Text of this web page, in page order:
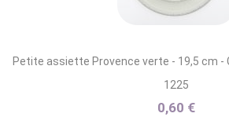
Petite assiette Provence verte - 19,5 cm -
1225
0,60 €